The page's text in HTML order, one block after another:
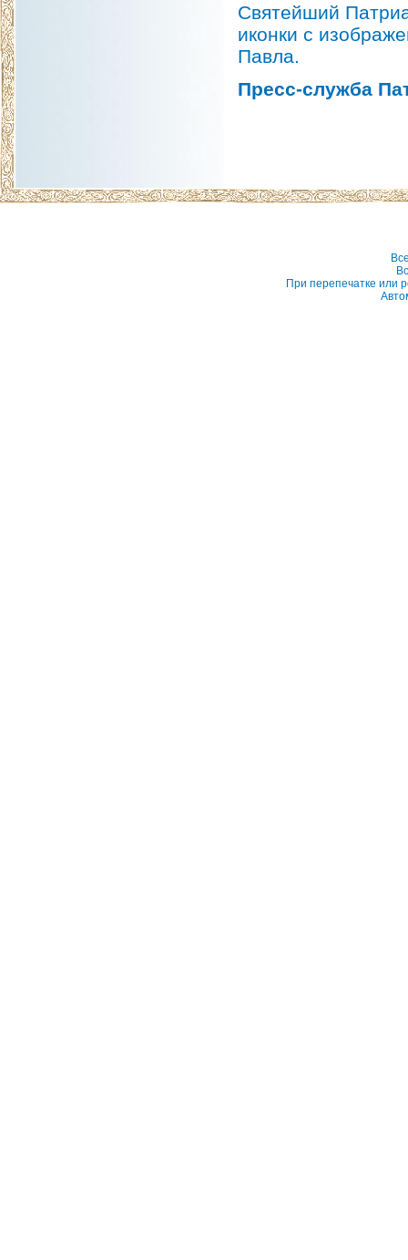
Святейший
иконки с
Павла.
Пресс-служба
При перепечатке или